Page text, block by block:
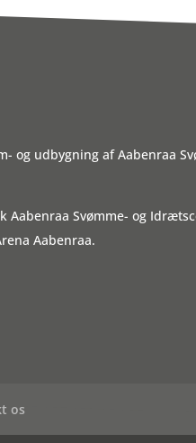
og udbygning af Aabenraa
Aabenraa Svømme- og
Aabenraa.
os